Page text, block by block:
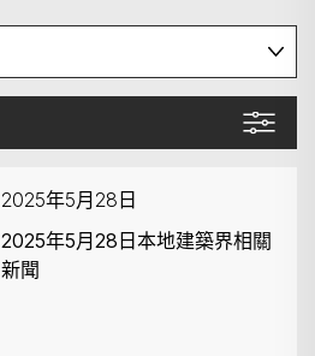
2025年5月28日
2025年5月28日本地建築界相關
新聞